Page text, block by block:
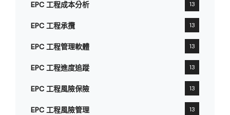
EPC 工程成本分析 13
EPC 工程承攬 13
EPC 工程管理軟體 13
EPC 工程進度追蹤 13
EPC 工程風險保險 13
EPC 工程風險管理 13